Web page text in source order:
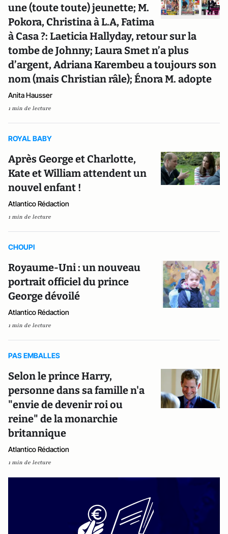
une (toute toute) jeunette; M.
Pokora, Christina à L.A, Fatima
à Casa ?: Laeticia Hallyday, retour sur la
tombe de Johnny; Laura Smet n’a plus
d’argent, Adriana Karembeu a toujours son
nom (mais Christian râle); Énora M. adopte
Anita Hausser
1 min de lecture
ROYAL BABY
Après George et Charlotte,
Kate et William attendent un
nouvel enfant !
Atlantico Rédaction
1 min de lecture
CHOUPI
Royaume-Uni : un nouveau
portrait officiel du prince
George dévoilé
Atlantico Rédaction
1 min de lecture
PAS EMBALLES
Selon le prince Harry,
personne dans sa famille n'a
"envie de devenir roi ou
reine" de la monarchie
britannique
Atlantico Rédaction
1 min de lecture